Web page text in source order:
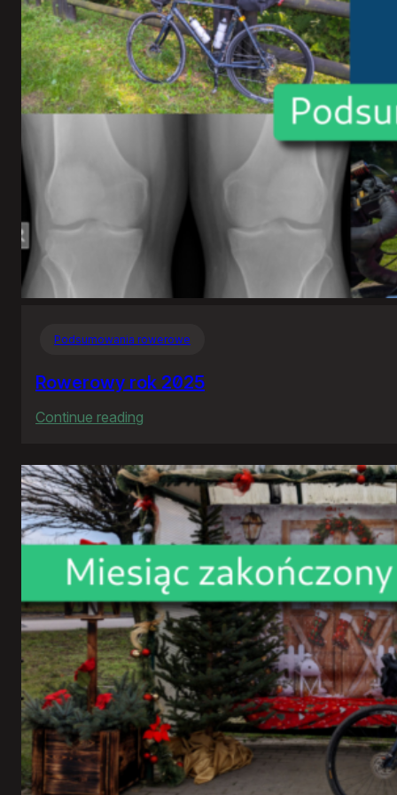
klient
Tidala
dla
Linuksa
Podsumowania rowerowe
Rowerowy rok 2025
Continue reading
rok
2025